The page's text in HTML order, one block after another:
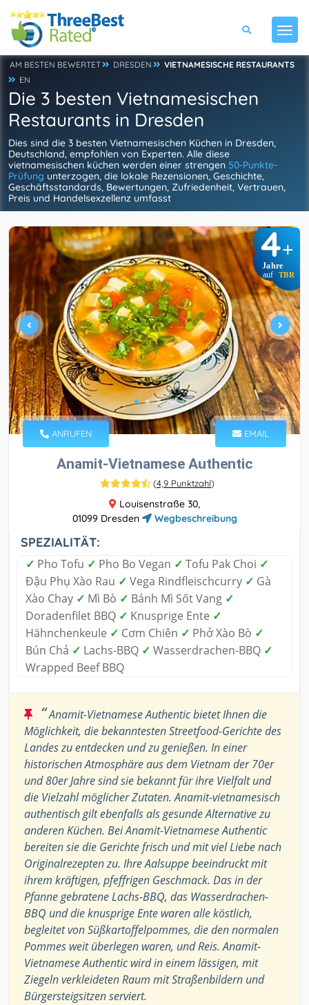
AM BESTEN BEWERTET DRESDEN
VIETNAMESISCHE RESTAURANTS
EN
Die 3 besten Vietnamesischen
Restaurants in Dresden
Dies sind die 3 besten Vietnamesischen Küchen in Dresden,
Deutschland, empfohlen von Experten. Alle diese
vietnamesischen küchen werden einer strengen 50-Punkte-
Prüfung unterzogen, die lokale Rezensionen, Geschichte,
Geschäftsstandards, Bewertungen, Zufriedenheit, Vertrauen,
Preis und Handelsexzellenz umfasst
4+
Jahre
auf TBR
ANRUFEN EMAIL
Anamit-Vietnamese Authentic
(4,9 Punktzahl)
Louisenstraße 30,
01099 Dresden
Wegbeschreibung
SPEZIALITÄT:
✓ Pho Tofu ✓ Pho Bo Vegan ✓ Tofu Pak Choi ✓
Đậu Phụ Xào Rau ✓ Vega Rindfleischcurry ✓ Gà
Xào Chay ✓ Mì Bò ✓ Bánh Mì Sốt Vang ✓
Doradenfilet BBQ ✓ Knusprige Ente ✓
Hähnchenkeule ✓ Cơm Chiên ✓ Phở Xào Bò ✓
Bún Chả ✓ Lachs-BBQ ✓ Wasserdrachen-BBQ ✓
Wrapped Beef BBQ
“Anamit-Vietnamese Authentic bietet Ihnen die
Möglichkeit, die bekanntesten Streetfood-Gerichte des
Landes zu entdecken und zu genießen. In einer
historischen Atmosphäre aus dem Vietnam der 70er
und 80er Jahre sind sie bekannt für ihre Vielfalt und
die Vielzahl möglicher Zutaten. Anamit-vietnamesisch
authentisch gilt ebenfalls als gesunde Alternative zu
anderen Küchen. Bei Anamit-Vietnamese Authentic
bereiten sie die Gerichte frisch und mit viel Liebe nach
Originalrezepten zu. Ihre Aalsuppe beeindruckt mit
ihrem kräftigen, pfeffrigen Geschmack. Das in der
Pfanne gebratene Lachs-BBQ, das Wasserdrachen-
BBQ und die knusprige Ente waren alle köstlich,
begleitet von Süßkartoffelpommes, die den normalen
Pommes weit überlegen waren, und Reis. Anamit-
Vietnamese Authentic wird in einem lässigen, mit
Ziegeln verkleideten Raum mit Straßenbildern und
Bürgersteigsitzen serviert.